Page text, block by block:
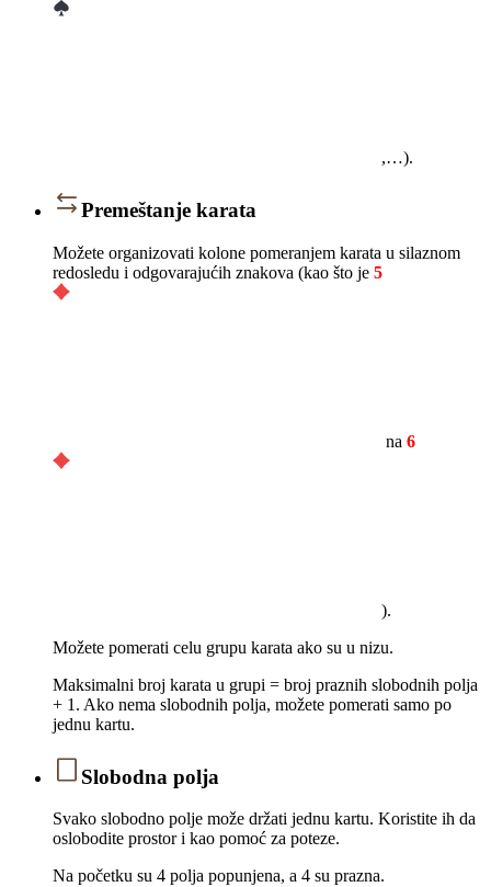
,…).
Premeštanje karata
Možete organizovati kolone pomeranjem karata u silaznom
redosledu i odgovarajućih znakova (kao što je 5
na 6
).
Možete pomerati celu grupu karata ako su u nizu.
Maksimalni broj karata u grupi = broj praznih slobodnih polja
+ 1. Ako nema slobodnih polja, možete pomerati samo po
jednu kartu.
Slobodna polja
Svako slobodno polje može držati jednu kartu. Koristite ih da
oslobodite prostor i kao pomoć za poteze.
Na početku su 4 polja popunjena, a 4 su prazna.